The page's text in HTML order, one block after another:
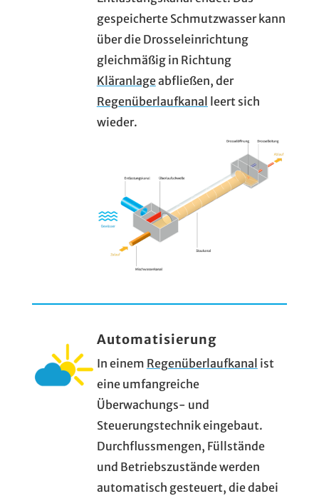
gespeicherte Schmutzwasser kann
über die Drosseleinrichtung
gleichmäßig in Richtung
Kläranlageabfließen, der
Regenüberlaufkanal
leert sich
wieder.
Automatisierung
In einem Regenüberlaufkanal ist
eine umfangreiche
Überwachungs- und
Steuerungstechnik eingebaut.
Durchflussmengen, Füllstände
und Betriebszustände werden
automatisch gesteuert, die dabei